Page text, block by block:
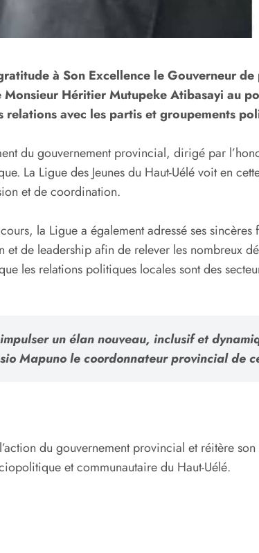
à Son Excellence le Gouverneur
Héritier Mutupeke Atibasayi au
avec les partis et groupements
du gouvernement provincial, dirigé par
La Ligue des Jeunes du Haut-Uélé voit en
et de coordination.
la Ligue a également adressé ses
de leadership afin de relever les nombreux
les relations politiques locales sont des
un élan nouveau, inclusif et
Mapuno le coordonnateur provincial de
du gouvernement provincial et réitère
et communautaire du Haut-Uélé.